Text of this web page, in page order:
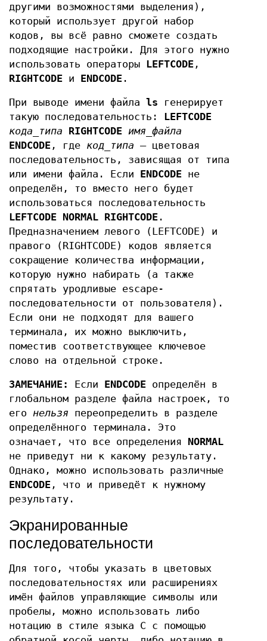
другими возможностями выделения),
который использует другой набор
кодов, вы всё равно сможете создать
подходящие настройки. Для этого нужно
использовать операторы LEFTCODE ,
RIGHTCODE и ENDCODE .
При выводе имени файла ls генерирует
такую последовательность: LEFTCODE
кода_типа
RIGHTCODE имя_файла
ENDCODE , где код_типа — цветовая
последовательность, зависящая от типа
или имени файла. Если ENDCODE не
определён, то вместо него будет
использоваться последовательность
LEFTCODE NORMAL RIGHTCODE .
Предназначением левого (LEFTCODE) и
правого (RIGHTCODE) кодов является
сокращение количества информации,
которую нужно набирать (а также
спрятать уродливые escape-
последовательности от пользователя).
Если они не подходят для вашего
терминала, их можно выключить,
поместив соответствующее ключевое
слово на отдельной строке.
ЗАМЕЧАНИЕ: Если ENDCODE определён в
глобальном разделе файла настроек, то
его нельзя переопределить в разделе
определённого терминала. Это
означает, что все определения NORMAL
не приведут ни к какому результату.
Однако, можно использовать различные
ENDCODE , что и приведёт к нужному
результату.
Экранированные
последовательности
Для того, чтобы указать в цветовых
последовательностях или расширениях
имён файлов управляющие символы или
пробелы, можно использовать либо
нотацию в стиле языка C с помощью